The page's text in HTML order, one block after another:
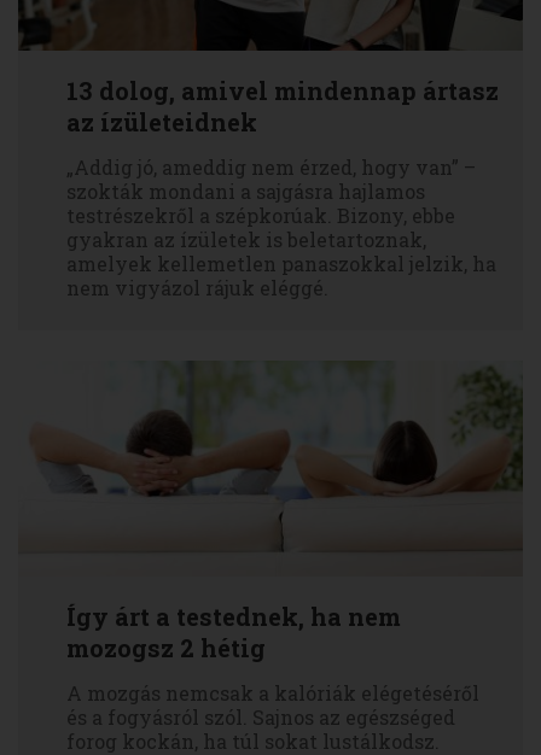
13 dolog, amivel mindennap ártasz
az ízületeidnek
„Addig jó, ameddig nem érzed, hogy van” –
szokták mondani a sajgásra hajlamos
testrészekről a szépkorúak. Bizony, ebbe
gyakran az ízületek is beletartoznak,
amelyek kellemetlen panaszokkal jelzik, ha
nem vigyázol rájuk eléggé.
Így árt a testednek, ha nem
mozogsz 2 hétig
A mozgás nemcsak a kalóriák elégetéséről
és a fogyásról szól. Sajnos az egészséged
forog kockán, ha túl sokat lustálkodsz.